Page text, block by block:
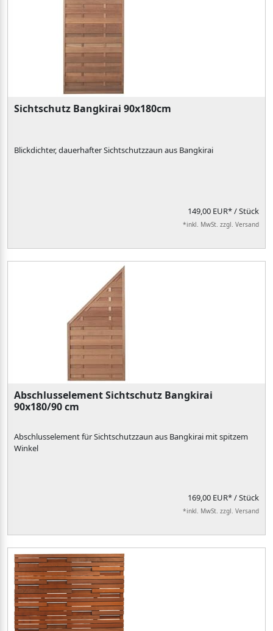
Sichtschutz Bangkirai 90x180cm
Blickdichter, dauerhafter Sichtschutzzaun aus Bangkirai
149,00 EUR*/ Stück
*inkl. MwSt. zzgl. Versand
Abschlusselement Sichtschutz Bangkirai
90x180/90 cm
Abschlusselement für Sichtschutzzaun aus Bangkirai mit spitzem
Winkel
169,00 EUR*/ Stück
*inkl. MwSt. zzgl. Versand